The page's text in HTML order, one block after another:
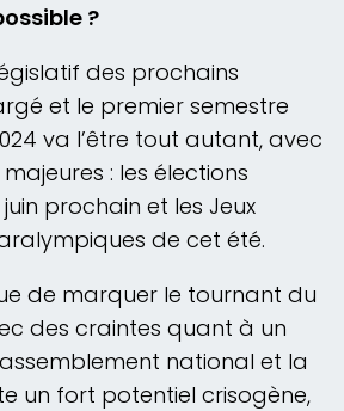
?
des prochains
et le premier semestre
va l’être tout autant, avec
: les élections
prochain et les Jeux
de cet été.
de marquer le tournant du
des craintes quant à un
national et la
un fort potentiel crisogène,